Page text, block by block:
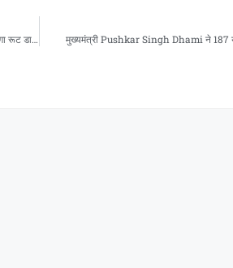
देहरादून – दिल्ली एक्सप्रेसवे: एलिवेटेड रोड पर खतरा बनी चट्टानों का हटना जारी, एक सप्ताह तक रहेगा रूट डायवर्जन मुख्यमंत्री Pushkar Singh Dhami ने 187